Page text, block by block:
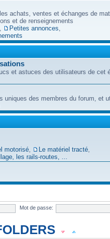
achats, ventes et échanges de
et de renseignements
Petites annonces
et astuces des utilisateurs de cet
uniques des membres du forum, et
motorisé Le matériel tracté
les rails-routes, ...
Mot de passe: